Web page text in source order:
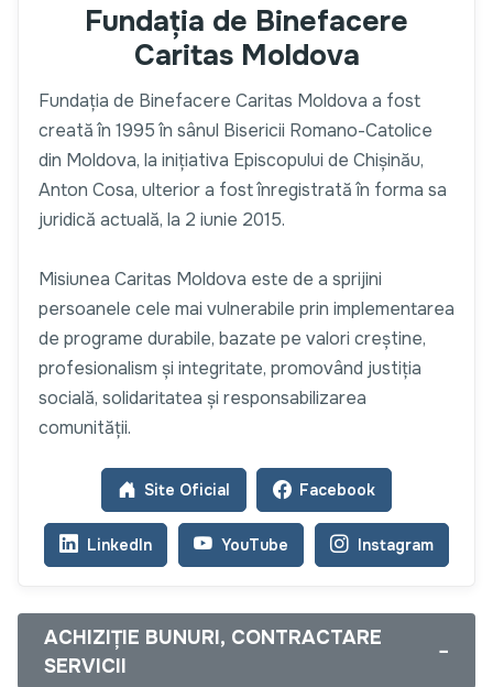
Fundația de Binefacere
Caritas Moldova
Fundația de Binefacere Caritas Moldova a fost
creată în 1995 în sânul Bisericii Romano-Catolice
din Moldova, la inițiativa Episcopului de Chișinău,
Anton Cosa, ulterior a fost înregistrată în forma sa
juridică actuală, la 2 iunie 2015.
Misiunea Caritas Moldova este de a sprijini
persoanele cele mai vulnerabile prin implementarea
de programe durabile, bazate pe valori creștine,
profesionalism și integritate, promovând justiția
socială, solidaritatea și responsabilizarea
comunității.
Site Oficial Facebook
LinkedIn YouTube Instagram
ACHIZIȚIE BUNURI, CONTRACTARE
SERVICII
−